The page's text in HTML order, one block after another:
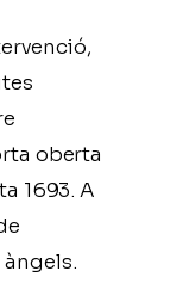
oberta
1693. A